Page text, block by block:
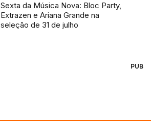
Sexta da Música Nova: Bloc Party,
Extrazen e Ariana Grande na
seleção de 31 de julho
PUB